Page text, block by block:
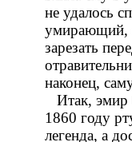
не удалось
умирающий,
зарезать
наконец,
Итак, эмир
1860 году
легенда, а